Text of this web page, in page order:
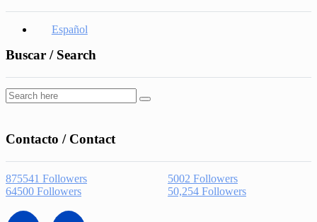
Español
Buscar / Search
Contacto / Contact
875541 Followers 5002 Followers
64500 Followers 50,254 Followers